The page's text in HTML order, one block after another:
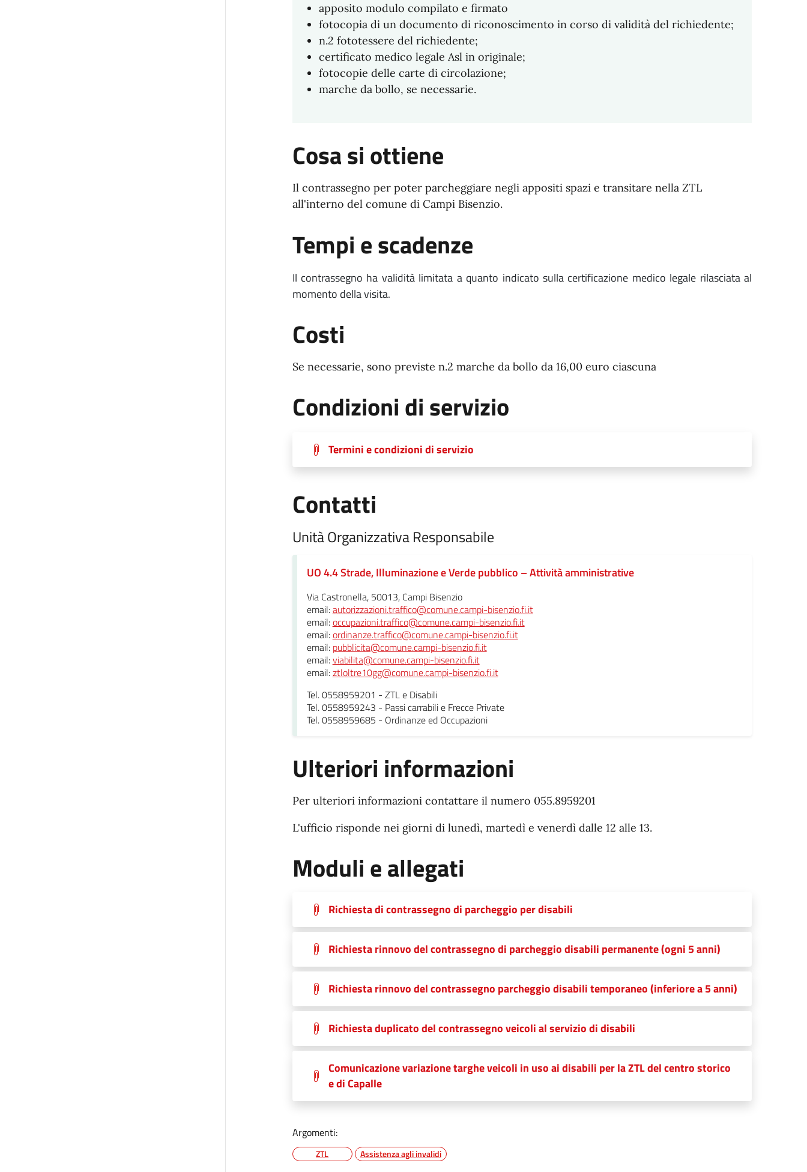
apposito modulo compilato e firmato
fotocopia di un documento di riconoscimento in corso di validità del richiedente;
n.2 fototessere del richiedente;
certificato medico legale Asl in originale;
fotocopie delle carte di circolazione;
marche da bollo, se necessarie.
Cosa si ottiene
Il contrassegno per poter parcheggiare negli appositi spazi e transitare nella ZTL
all'interno del comune di Campi Bisenzio.
Tempi e scadenze
Il contrassegno ha validità limitata a quanto indicato sulla certificazione medico legale rilasciata al
momento della visita.
Costi
Se necessarie, sono previste n.2 marche da bollo da 16,00 euro ciascuna
Condizioni di servizio
Termini e condizioni di servizio
Contatti
Unità Organizzativa Responsabile
UO 4.4 Strade, Illuminazione e Verde pubblico – Attività amministrative
Via Castronella, 50013, Campi Bisenzio
email:autorizzazioni.traffico@comune.campi-bisenzio.fi.it
email:occupazioni.traffico@comune.campi-bisenzio.fi.it
email:ordinanze.traffico@comune.campi-bisenzio.fi.it
email: pubblicita@comune.campi-bisenzio.fi.it
email:viabilita@comune.campi-bisenzio.fi.it
email:ztloltre10gg@comune.campi-bisenzio.fi.it
Tel. 0558959201 - ZTL e Disabili
Tel. 0558959243 - Passi carrabili e Frecce Private
Tel. 0558959685 - Ordinanze ed Occupazioni
Ulteriori informazioni
Per ulteriori informazioni contattare il numero 055.8959201
L'ufficio risponde nei giorni di lunedì, martedì e venerdì dalle 12 alle 13.
Moduli e allegati
Richiesta di contrassegno di parcheggio per disabili
Richiesta rinnovo del contrassegno di parcheggio disabili permanente (ogni 5 anni)
Richiesta rinnovo del contrassegno parcheggio disabili temporaneo (inferiore a 5 anni)
Richiesta duplicato del contrassegno veicoli al servizio di disabili
Comunicazione variazione targhe veicoli in uso ai disabili per la ZTL del centro storico
e di Capalle
Argomenti:
ZTL Assistenza agli invalidi